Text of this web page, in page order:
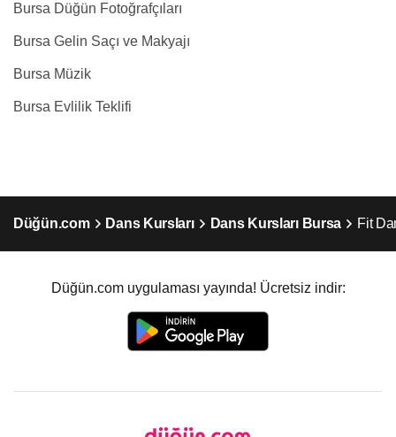
Bursa Düğün Fotoğrafçıları
Bursa Gelin Saçı ve Makyajı
Bursa Müzik
Bursa Evlilik Teklifi
Düğün.com Dans Kursları Dans Kursları Bursa Fit
Düğün.com uygulaması yayında! Ücretsiz indir: